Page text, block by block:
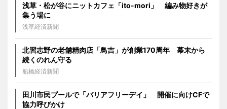
浅草・松が谷にニットカフェ「ito-mori」 編み物好きが
集う場に
浅草経済新聞
北習志野の老舗精肉店「鳥吉」が創業170周年 幕末から
続くのれん守る
船橋経済新聞
田川市民プールで「バリアフリーデイ」 開催に向けCFで
協力呼びかけ